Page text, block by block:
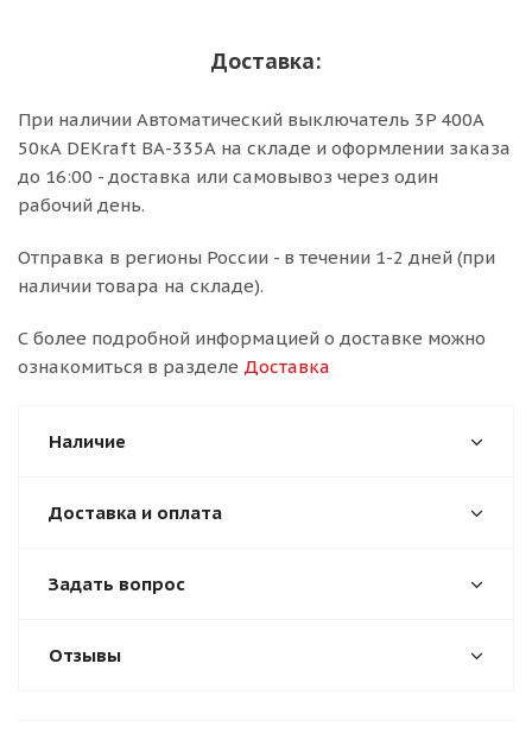
Доставка:
При наличии Автоматический выключатель 3P 400A
50кА DEKraft ВА-335А на складе и оформлении заказа
до 16:00 - доставка или самовывоз через один
рабочий день.
Отправка в регионы России - в течении 1-2 дней (при
наличии товара на складе).
С более подробной информацией о доставке можно
ознакомиться в разделе Доставка
Наличие
Доставка и оплата
Задать вопрос
Отзывы